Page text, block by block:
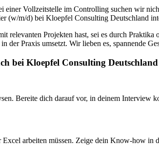
einer Vollzeitstelle im Controlling suchen wir
(w/m/d) bei Kloepfel Consulting Deutschland
relevanten Projekten hast, sei es durch
der Praxis umsetzt. Wir lieben es, spannende
bei Kloepfel Consulting
Bereite dich darauf vor, in deinem Interview
arbeiten müssen. Zeige dein Know-how in